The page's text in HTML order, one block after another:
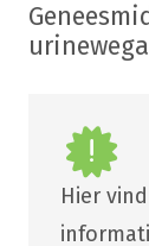
Hier